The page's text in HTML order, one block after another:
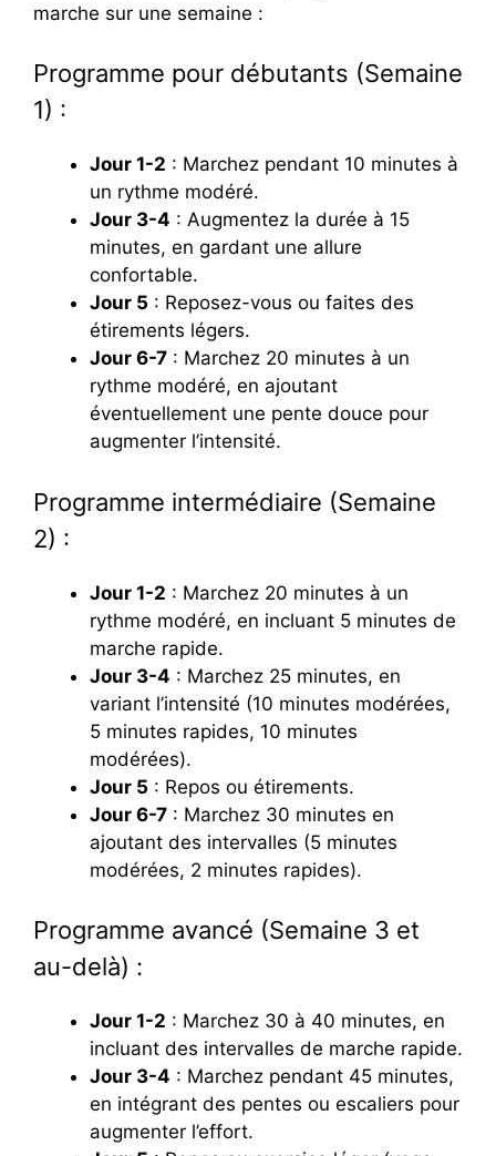
marche sur une semaine :
Programme pour débutants (Semaine
1) :
Jour 1-2 : Marchez pendant 10 minutes à
un rythme modéré.
Jour 3-4 : Augmentez la durée à 15
minutes, en gardant une allure
confortable.
Jour 5 : Reposez-vous ou faites des
étirements légers.
Jour 6-7 : Marchez 20 minutes à un
rythme modéré, en ajoutant
éventuellement une pente douce pour
augmenter l’intensité.
Programme intermédiaire (Semaine
2) :
Jour 1-2 : Marchez 20 minutes à un
rythme modéré, en incluant 5 minutes de
marche rapide.
Jour 3-4 : Marchez 25 minutes, en
variant l’intensité (10 minutes modérées,
5 minutes rapides, 10 minutes
modérées).
Jour 5 : Repos ou étirements.
Jour 6-7 : Marchez 30 minutes en
ajoutant des intervalles (5 minutes
modérées, 2 minutes rapides).
Programme avancé (Semaine 3 et
au-delà) :
Jour 1-2 : Marchez 30 à 40 minutes, en
incluant des intervalles de marche rapide.
Jour 3-4 : Marchez pendant 45 minutes,
en intégrant des pentes ou escaliers pour
augmenter l’effort.